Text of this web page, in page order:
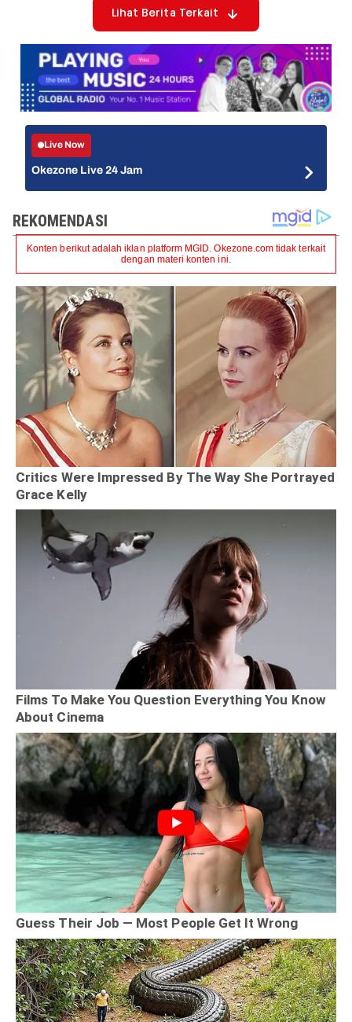
Lihat Berita Terkait
Live Now
Okezone Live 24 Jam